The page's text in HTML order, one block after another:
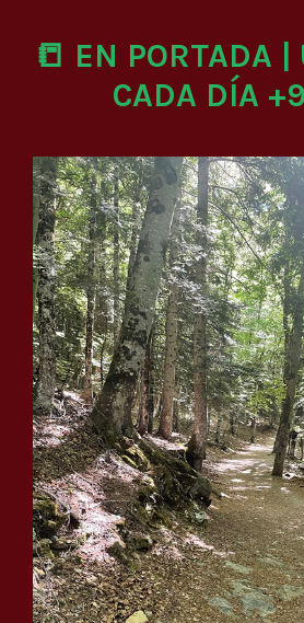
📒 EN PORTADA |
CADA DÍA